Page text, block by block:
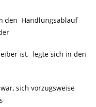
den Handlungsablauf
ist, legte sich in den
sich vorzugsweise